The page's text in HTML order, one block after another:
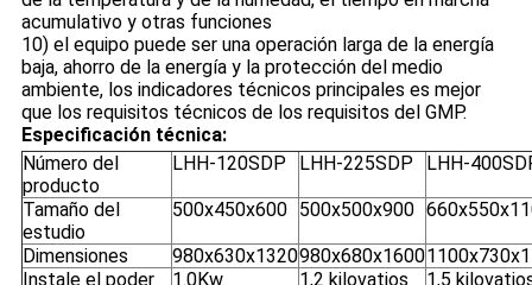
acumulativo y otras funciones
10) el equipo puede ser una operación larga de la energía
baja, ahorro de la energía y la protección del medio
ambiente, los indicadores técnicos principales es mejor
que los requisitos técnicos de los requisitos del GMP.
Especificación técnica:
Número del
producto
LHH-120SDP LHH-225SDP LHH-
Tamaño del
estudio
500x450x600 500x500x900
Dimensiones 980x630x1320980x680x1600
Instale el poder
1.0Kw 1,2 kilovatios
1,5